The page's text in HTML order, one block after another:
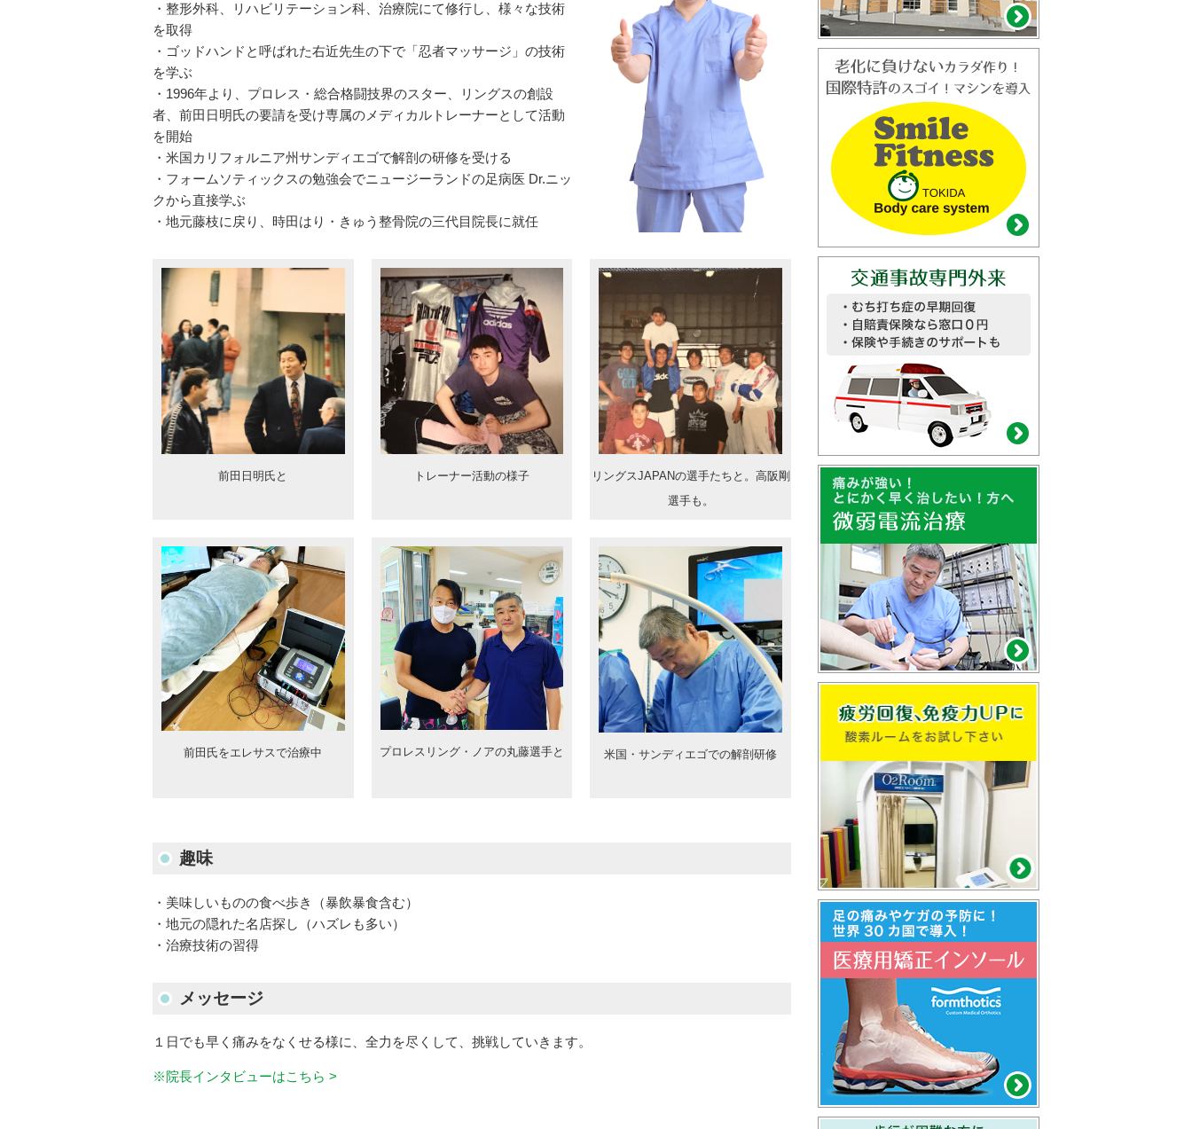
・整形外科、リハビリテーション科、治療院にて修行し、様々な技術
を取得
・ゴッドハンドと呼ばれた右近先生の下で「忍者マッサージ」の技術
を学ぶ
・1996年より、プロレス・総合格闘技界のスター、リングスの創設
者、前田日明氏の要請を受け専属のメディカルトレーナーとして活動
を開始
・米国カリフォルニア州サンディエゴで解剖の研修を受ける
・フォームソティックスの勉強会でニュージーランドの足病医 Dr.ニッ
クから直接学ぶ
・地元藤枝に戻り、時田はり・きゅう整骨院の三代目院長に就任
前田日明氏と トレーナー活動の様子
リングスJAPANの選手たちと。高阪剛
選手も。
前田氏をエレサスで治療中 プロレスリング・ノアの丸藤選手と 米国・サンディエゴでの解剖研修
趣味
・美味しいものの食べ歩き（暴飲暴食含む）
・地元の隠れた名店探し（ハズレも多い）
・治療技術の習得
メッセージ
１日でも早く痛みをなくせる様に、全力を尽くして、挑戦していきます。
※院長インタビューはこちら >